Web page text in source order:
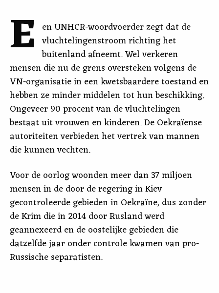
E en UNHCR-woordvoerder zegt dat de
vluchtelingenstroom richting het
buitenland afneemt. Wel verkeren
mensen die nu de grens oversteken volgens de
VN-organisatie in een kwetsbaardere toestand en
hebben ze minder middelen tot hun beschikking.
Ongeveer 90 procent van de vluchtelingen
bestaat uit vrouwen en kinderen. De Oekraïense
autoriteiten verbieden ​​het vertrek van mannen
die kunnen vechten.
Voor de oorlog woonden meer dan 37 miljoen
mensen in de door de regering in Kiev
gecontroleerde gebieden in Oekraïne, dus zonder
de Krim die in 2014 door Rusland werd
geannexeerd en de oostelijke gebieden die
datzelfde jaar onder controle kwamen ​​van pro-
Russische separatisten.